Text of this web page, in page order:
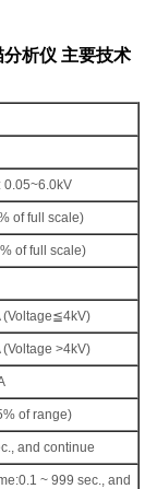
分析仪 ​ 主要技术
0.05~6.0kV
of full scale)
of full scale)
(Voltage≦4kV)
>4kV)
of range)
and continue
~ 999 sec., and